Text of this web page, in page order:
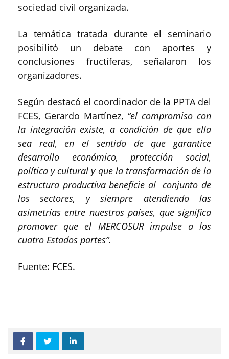
sociedad civil organizada.
La temática tratada durante el seminario
posibilitó un debate con aportes y
conclusiones fructíferas, señalaron los
organizadores.
Según destacó el coordinador de la PPTA del
FCES, Gerardo Martínez, “el compromiso con
la integración existe, a condición de que ella
sea real, en el sentido de que garantice
desarrollo económico, protección social,
política y cultural y que la transformación de la
estructura productiva beneficie al conjunto de
los sectores, y siempre atendiendo las
asimetrías entre nuestros países, que significa
promover que el MERCOSUR impulse a los
cuatro Estados partes”.
Fuente: FCES.